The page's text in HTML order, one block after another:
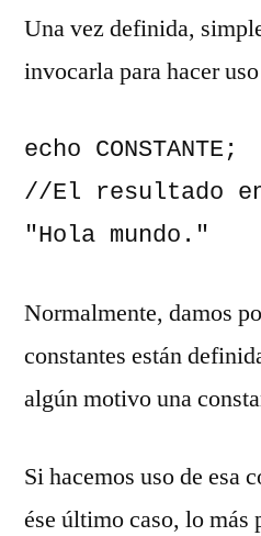
Una vez definida,
invocarla para hacer
echo CONSTANTE;
//El resultado
"Hola mundo."
Normalmente, damos
constantes están
algún motivo una
Si hacemos uso de esa
ése último caso, lo más